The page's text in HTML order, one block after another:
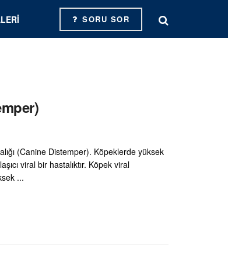
SORU SOR
(Canine Distemper). Köpeklerde yüksek
viral bir hastalıktır. Köpek viral
...